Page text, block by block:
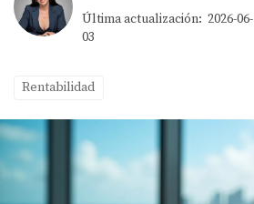
Última actualización: 2026-06-
03
Rentabilidad